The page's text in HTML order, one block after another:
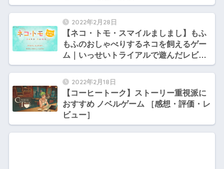
2022年2月28日
【ネコ・トモ・スマイルましまし】もふ
もふのおしゃべりするネコを飼えるゲー
ム｜いっせいトライアルで遊んだレビュ
ー［感想・評価］
2022年2月18日
【コーヒートーク】ストーリー重視派に
おすすめ ノベルゲーム ［感想・評価・レ
ビュー］